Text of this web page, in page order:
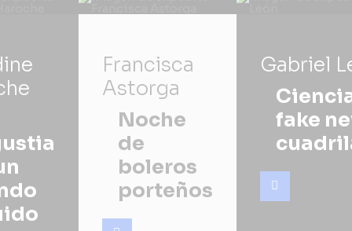
Francisca
Astorga
Noche
de
boleros
porteños
Gabriel
fake